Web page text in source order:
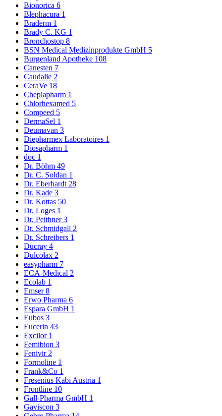
Bionorica 6
Blephacura 1
Braderm 1
Brady C. KG 1
Bronchostop 8
BSN Medical Medizinprodukte GmbH 5
Burgenland Apotheke 108
Canesten 7
Caudalie 2
CeraVe 18
Cheplapharm 1
Chlorhexamed 5
Compeed 5
DermaSel 1
Deumavan 3
Diepharmex Laboratoires 1
Diosapharm 1
doc 1
Dr. Böhm 49
Dr. C. Soldan 1
Dr. Eberhardt 28
Dr. Kade 3
Dr. Kottas 50
Dr. Loges 1
Dr. Peithner3
Dr. Schmidgall 2
Dr. Schreibers 1
Ducray 4
Dulcolax 2
easypharm 7
ECA-Medical 2
Ecolab 1
Emser8
Erwo Pharma 6
Espara GmbH 1
Eubos 3
Eucerin 43
Excilor 1
Femibion 3
Fenivir 2
Formoline 1
Frank&Co 1
Fresenius Kabi Austria 1
Frontline 10
Gall-Pharma GmbH 1
Gaviscon 3